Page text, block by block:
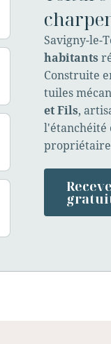
Savigny-le-
habitants
Construite
tuiles
et Fils,
l'étanchéité